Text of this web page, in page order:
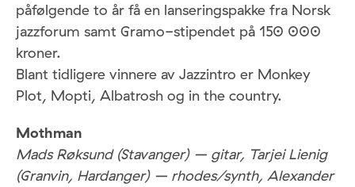
påfølgende to år få en lanseringspakke fra Norsk
jazzforum samt Gramo-stipendet på 150 000
kroner.
Blant tidligere vinnere av Jazzintro er Monkey
Plot, Mopti, Albatrosh og in the country.
Mothman
Mads Røksund (Stavanger) – gitar, Tarjei Lienig
(Granvin, Hardanger) – rhodes/synth, Alexander